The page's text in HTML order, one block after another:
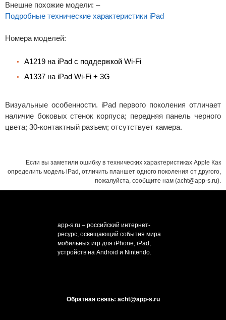
Внешне похожие модели: –
Подробные технические характеристики iPad
Номера моделей:
A1219 на iPad с поддержкой Wi-Fi
A1337 на iPad Wi-Fi + 3G
Визуальные особенности. iPad первого поколения отличает
наличие боковых стенок корпуса; передняя панель черного
цвета; 30-контактный разъем; отсутствует камера.
Если вы заметили ошибку в технических характеристиках Apple Как
определить модель iPad, отличить планшет одного поколения от другого,
пожалуйста, сообщите нам (acht@app-s.ru).
app-s.ru – российский интернет-
ресурс, освещающий события мира
мобильных игр для iPhone, iPad,
устройств на Android и Nintendo.
Обратная связь: acht@app-s.ru